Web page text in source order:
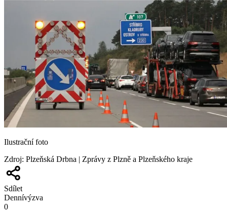
Ilustrační foto
Zdroj: Plzeňská Drbna | Zprávy z Plzně a Plzeňského kraje
Sdílet
Dennívýzva
0